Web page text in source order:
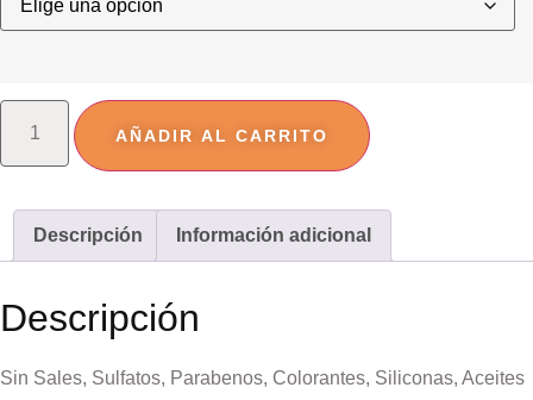
AÑADIR AL CARRITO
Descripción Información adicional
Descripción
Sin Sales, Sulfatos, Parabenos, Colorantes, Siliconas, Aceites